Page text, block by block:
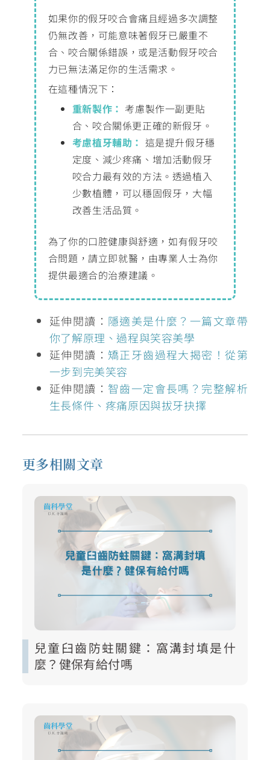
如果你的假牙咬合會痛且經過多次調整
仍無改善，可能意味著假牙已嚴重不
合、咬合關係錯誤，或是活動假牙咬合
力已無法滿足你的生活需求。
在這種情況下：
重新製作： 考慮製作一副更貼
合、咬合關係更正確的新假牙。
考慮植牙輔助： 這是提升假牙穩
定度、減少疼痛、增加活動假牙
咬合力最有效的方法。透過植入
少數植體，可以穩固假牙，大幅
改善生活品質。
為了你的口腔健康與舒適，如有假牙咬
合問題，請立即就醫，由專業人士為你
提供最適合的治療建議。
延伸閱讀： 隱適美是什麼？一篇文章帶
你了解原理、過程與笑容美學
延伸閱讀： 矯正牙齒過程大揭密！從第
一步到完美笑容
延伸閱讀： 智齒一定會長嗎？完整解析
生長條件、疼痛原因與拔牙抉擇
更多相關文章
兒童臼齒防蛀關鍵：窩溝封填是什
麼？健保有給付嗎